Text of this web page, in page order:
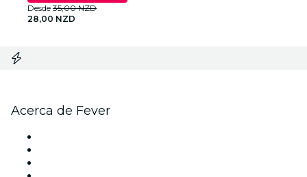
Desde 35,00 NZD
28,00 NZD
Acerca de Fever